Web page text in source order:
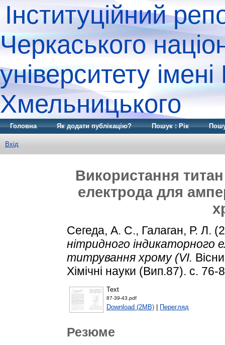
Інституційний
Черкаського
університету
Хмельницького
Головна Як додати публікацію? Пошук : Рік
Вхід
Використання
електрода для
Сегеда, А. С., Галаган, Р. Л.
нітридного
титрування хрому (VI.
Хімічні науки (Вип.87). с. 76-
Text
87-39-43.pdf
Download (2MB) Перегляд
Резюме